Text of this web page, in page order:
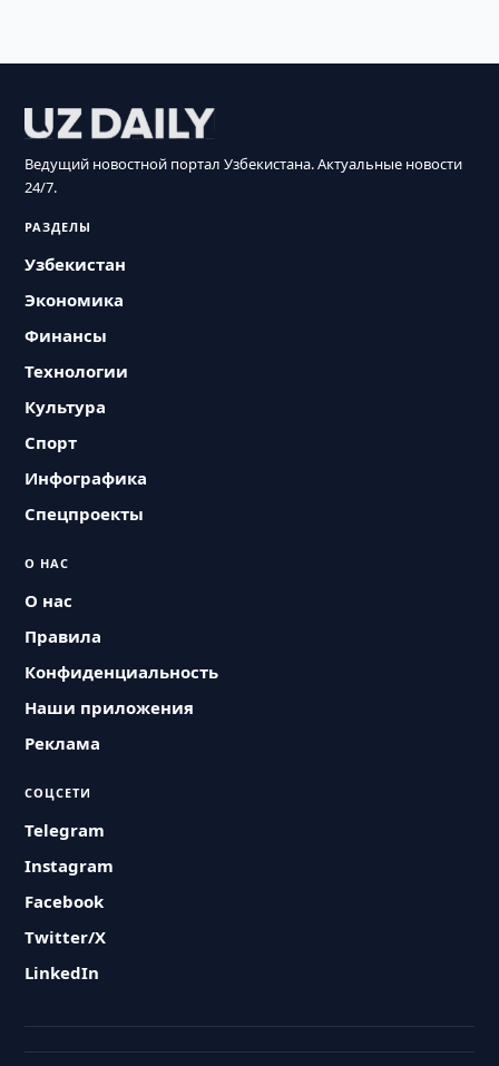
Ведущий новостной портал Узбекистана. Актуальные новости
24/7.
РАЗДЕЛЫ
Узбекистан
Экономика
Финансы
Технологии
Культура
Спорт
Инфографика
Спецпроекты
О НАС
О нас
Правила
Конфиденциальность
Наши приложения
Реклама
СОЦСЕТИ
Telegram
Instagram
Facebook
Twitter/X
LinkedIn